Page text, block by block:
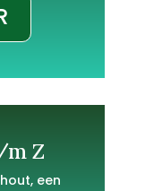
Z
een